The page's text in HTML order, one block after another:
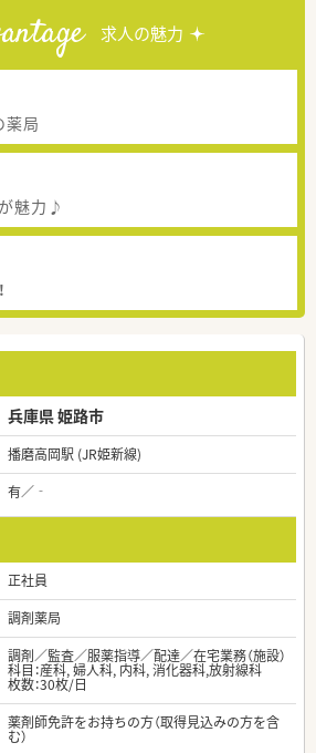
求人の魅力
薬局
魅力♪
兵庫県 姫路市
播磨高岡駅 (JR姫新線)
有／‐
正社員
調剤薬局
調剤／監査／服薬指導／配達／在宅業務（施設）
科目：産科, 婦人科, 内科, 消化器科,放射線科
枚数：30枚/日
薬剤師免許をお持ちの方（取得見込みの方を含
む）